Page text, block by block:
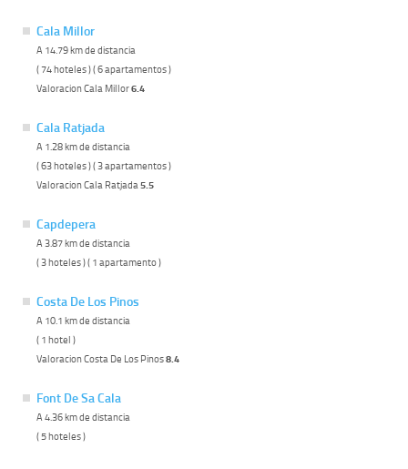
Cala Millor
A 14.79 km de distancia
( 74 hoteles ) ( 6 apartamentos )
Valoracion Cala Millor6.4
Cala Ratjada
A 1.28 km de distancia
( 63 hoteles ) ( 3 apartamentos )
Valoracion Cala Ratjada5.5
Capdepera
A 3.87 km de distancia
( 3 hoteles ) ( 1 apartamento )
Costa De Los Pinos
A 10.1 km de distancia
( 1 hotel )
Valoracion Costa De Los Pinos8.4
Font De Sa Cala
A 4.36 km de distancia
( 5 hoteles )